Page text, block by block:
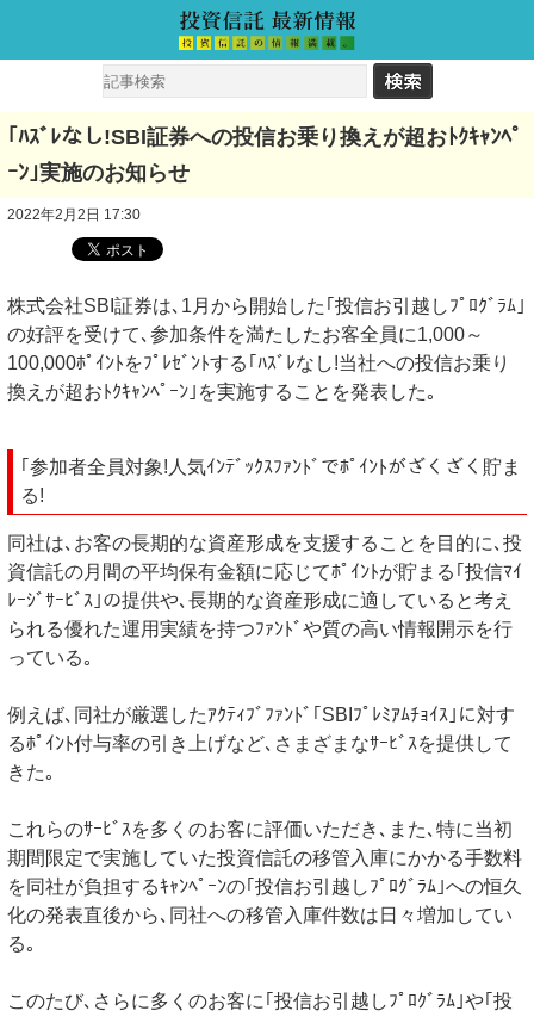
｢ﾊｽﾞﾚなし!SBI証券への投信お乗り換えが超おﾄｸｷｬﾝﾍﾟ
ｰﾝ｣実施のお知らせ
2022年2月2日 17:30
株式会社SBI証券は､1月から開始した｢投信お引越しﾌﾟﾛｸﾞﾗﾑ｣
の好評を受けて､参加条件を満たしたお客全員に1,000～
100,000ﾎﾟｲﾝﾄをﾌﾟﾚｾﾞﾝﾄする｢ﾊｽﾞﾚなし!当社への投信お乗り
換えが超おﾄｸｷｬﾝﾍﾟｰﾝ｣を実施することを発表した｡
｢参加者全員対象!人気ｲﾝﾃﾞｯｸｽﾌｧﾝﾄﾞでﾎﾟｲﾝﾄがざくざく貯ま
る!
同社は､お客の長期的な資産形成を支援することを目的に､投
資信託の月間の平均保有金額に応じてﾎﾟｲﾝﾄが貯まる｢投信ﾏｲ
ﾚｰｼﾞｻｰﾋﾞｽ｣の提供や､長期的な資産形成に適していると考え
られる優れた運用実績を持つﾌｧﾝﾄﾞや質の高い情報開示を行
っている｡
例えば､同社が厳選したｱｸﾃｨﾌﾞﾌｧﾝﾄﾞ｢SBIﾌﾟﾚﾐｱﾑﾁｮｲｽ｣に対す
るﾎﾟｲﾝﾄ付与率の引き上げなど､さまざまなｻｰﾋﾞｽを提供して
きた｡
これらのｻｰﾋﾞｽを多くのお客に評価いただき､また､特に当初
期間限定で実施していた投資信託の移管入庫にかかる手数料
を同社が負担するｷｬﾝﾍﾟｰﾝの｢投信お引越しﾌﾟﾛｸﾞﾗﾑ｣への恒久
化の発表直後から､同社への移管入庫件数は日々増加してい
る｡
このたび､さらに多くのお客に｢投信お引越しﾌﾟﾛｸﾞﾗﾑ｣や｢投